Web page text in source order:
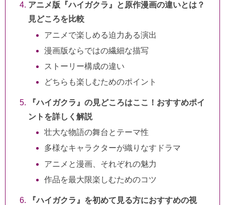
アニメ版『ハイガクラ』と原作漫画の違いとは？
見どころを比較
アニメで楽しめる迫力ある演出
漫画版ならではの繊細な描写
ストーリー構成の違い
どちらも楽しむためのポイント
『ハイガクラ』の見どころはここ！おすすめポイ
ントを詳しく解説
壮大な物語の舞台とテーマ性
多様なキャラクターが織りなすドラマ
アニメと漫画、それぞれの魅力
作品を最大限楽しむためのコツ
『ハイガクラ』を初めて見る方におすすめの視